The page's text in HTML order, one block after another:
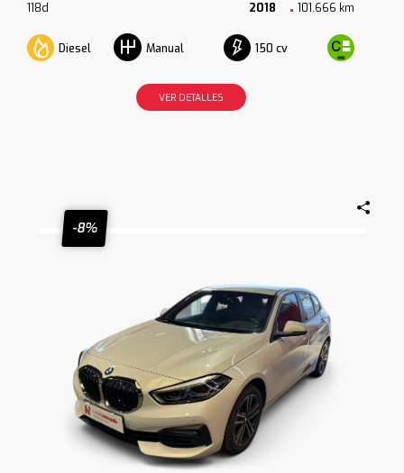
118d 2018 101.666 km
Diesel Manual 150 cv
VER DETALLES
-8%